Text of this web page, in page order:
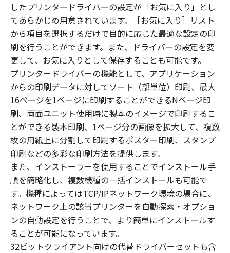
したプリンタードライバーの設定が「お気に入り」とし
てあらかじめ用意されています。［お気に入り］リスト
から項目を選択するだけで目的に応じた最適な設定の印
刷を行うことができます。また、ドライバーの設定を変
更して、お気に入りとして保存することも可能です。
プリンタードライバーの機能として、アプリケーション
からの印刷データに対してソート（部単位）印刷、最大
16ページを1ページに印刷することができるNページ印
刷、両面ユニット使用時に製本のイメージで印刷するこ
とができる製本印刷、1ページ分の画像を拡大して、複数
枚の用紙上に分割して印刷するポスター印刷、スタンプ
印刷などの多彩な印刷方法を提供します。
また、インストーラーを使用することでインストール手
順を簡略化し、複数機種の一括インストールも可能で
す。機種によってはTCP/IPネットワーク環境の場合に、
ネットワーク上の該当プリンターを自動探索・オプショ
ンの自動設定を行うことで、より簡単にインストールす
ることが可能になっています。
32ビットクライアント向けの代替ドライバーセットも含